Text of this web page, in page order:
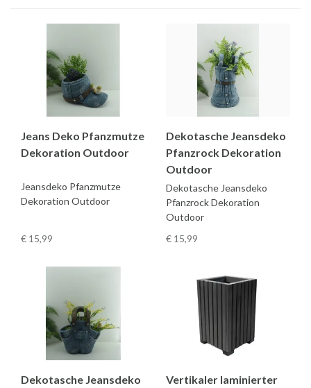
Jeans Deko Pfanzmutze
Dekoration Outdoor
Jeansdeko Pfanzmutze
Dekoration Outdoor
€ 15,99
Dekotasche Jeansdeko
Pfanzrock Dekoration
Outdoor
Dekotasche Jeansdeko
Pfanzrock Dekoration
Outdoor
€ 15,99
Dekotasche Jeansdeko
Vertikaler laminierter